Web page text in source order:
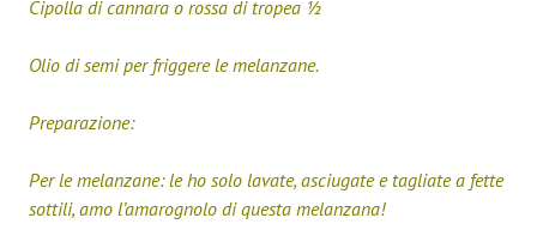
Cipolla di cannara o rossa di tropea ½
Olio di semi per friggere le melanzane.
Preparazione:
Per le melanzane: le ho solo lavate, asciugate e tagliate a fette
sottili, amo l’amarognolo di questa melanzana!